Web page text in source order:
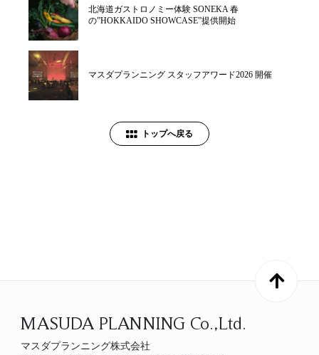
北海道ガストロノミー体験 SONEKA 春
の”HOKKAIDO SHOWCASE”提供開始
マスダプランニング スタッフアワード2026 開催
トップへ戻る
MASUDA PLANNING Co.,Ltd.
マスダプランニング株式会社